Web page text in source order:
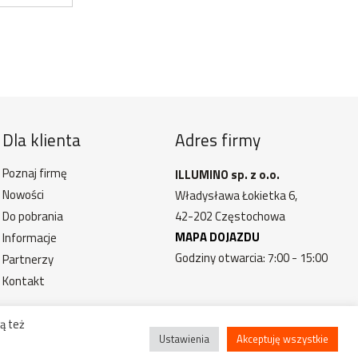
Dla klienta
Poznaj firmę
Nowości
Do pobrania
Informacje
Partnerzy
Kontakt
Adres firmy
ILLUMINO sp. z o.o.
Władysława Łokietka 6,
42-202 Częstochowa
MAPA DOJAZDU
Godziny otwarcia: 7:00 - 15:00
też
Ustawienia Akceptuję wszystkie